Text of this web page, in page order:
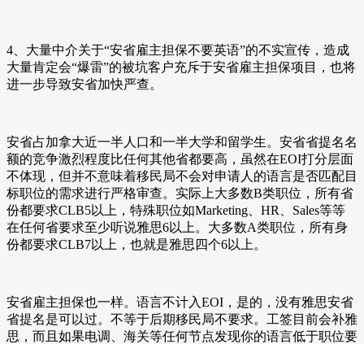
4、大量中介关于“安省雇主担保不要英语”的不实宣传，造成
大量肯定会“爆雷”的被坑客户充斥于安省雇主担保项目，也将
进一步导致安省加快严查。
安省占加拿大近一半人口和一半大学和留学生。安省省提名名
额的竞争激烈程度比任何其他省都要高，虽然在EOI打分层面
不体现，但并不意味着移民局不会对申请人的语言是否匹配目
标职位的需求进行严格审查。实际上大多数B类职位，所有省
份都要求CLB5以上，特殊职位如Marketing、HR、Sales等等
在任何省要求至少听说雅思6以上。大多数A类职位，所有身
份都要求CLB7以上，也就是雅思四个6以上。
安省雇主担保也一样。语言不计入EOI，是的，没有雅思安省
省提名是可以过。不等于后期移民局不要求。工签目前会补雅
思，而且如果电调、海关等任何节点发现你的语言低于职位要